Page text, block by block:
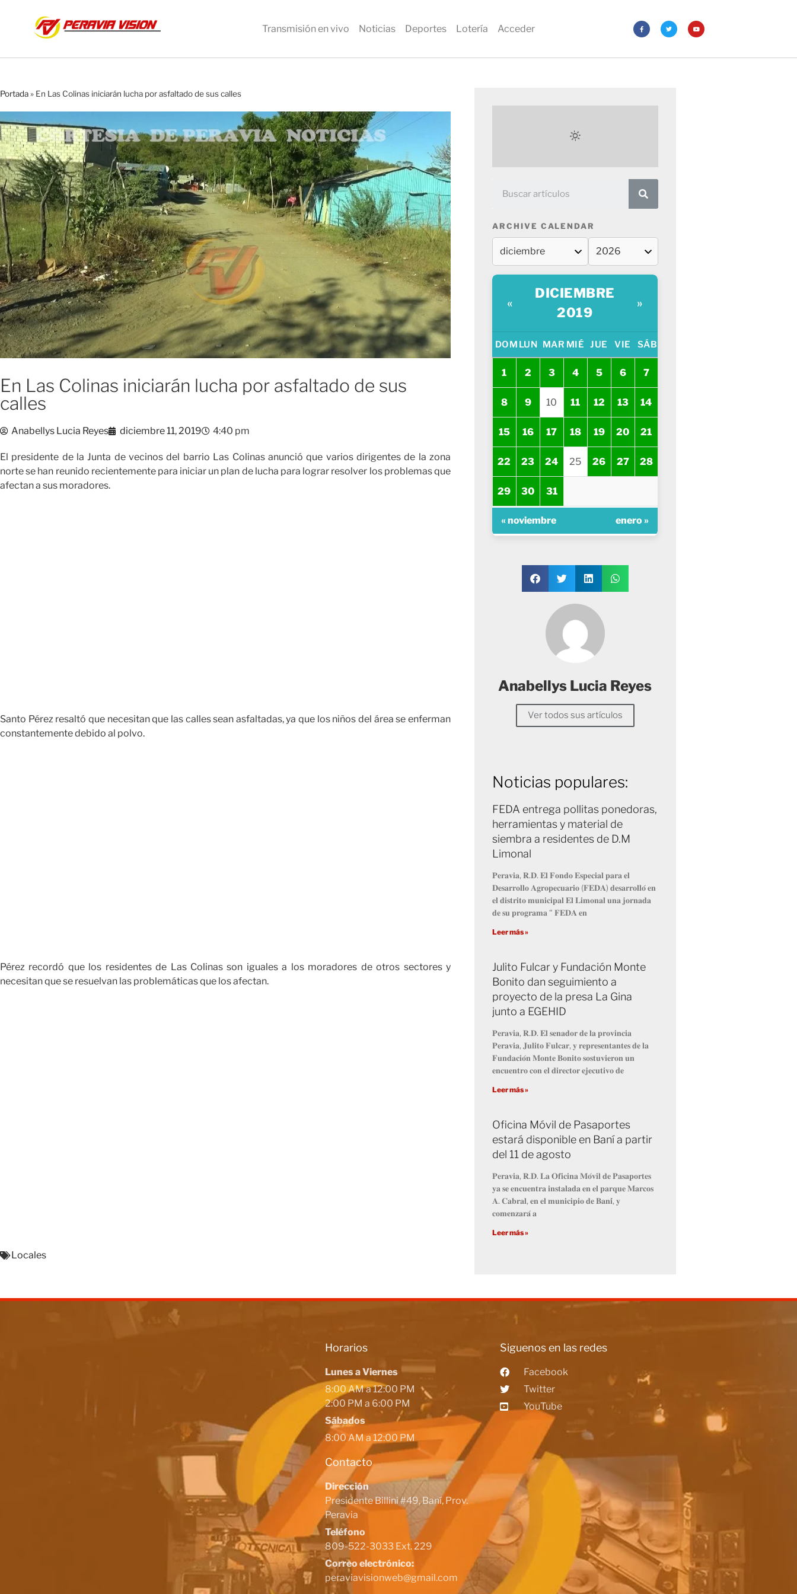
Transmisión en vivo Noticias Deportes Lotería Acceder
Portada» En Las Colinas iniciarán lucha por asfaltado de sus calles
En Las Colinas iniciarán lucha por asfaltado de sus
calles
Anabellys Lucia Reyes diciembre 11, 2019 4:40 pm
El presidente de la Junta de vecinos del barrio Las Colinas anunció que varios dirigentes de la zona
norte se han reunido recientemente para iniciar un plan de lucha para lograr resolver los problemas que
afectan a sus moradores.
Santo Pérez resaltó que necesitan que las calles sean asfaltadas, ya que los niños del área se enferman
constantemente debido al polvo.
Pérez recordó que los residentes de Las Colinas son iguales a los moradores de otros sectores y
necesitan que se resuelvan las problemáticas que los afectan.
Locales
ARCHIVE CALENDAR
«
DICIEMBRE
2019
»
DOM LUN MAR MIÉ JUE VIE SÁB
1 2 3 4 5 6 7
8 9 10 11 12 13 14
15 16 17 18 19 20 21
22 23 24 25 26 27 28
29 30 31
« noviembre enero »
Anabellys Lucia Reyes
Ver todos sus artículos
Noticias populares:
FEDA entrega pollitas ponedoras,
herramientas y material de
siembra a residentes de D.M
Limonal
𝐏𝐞𝐫𝐚𝐯𝐢𝐚, 𝐑.𝐃. 𝐄𝐥 𝐅𝐨𝐧𝐝𝐨 𝐄𝐬𝐩𝐞𝐜𝐢𝐚𝐥 𝐩𝐚𝐫𝐚 𝐞𝐥
𝐃𝐞𝐬𝐚𝐫𝐫𝐨𝐥𝐥𝐨 𝐀𝐠𝐫𝐨𝐩𝐞𝐜𝐮𝐚𝐫𝐢𝐨 (𝐅𝐄𝐃𝐀) 𝐝𝐞𝐬𝐚𝐫𝐫𝐨𝐥𝐥𝐨́ 𝐞𝐧
𝐞𝐥 𝐝𝐢𝐬𝐭𝐫𝐢𝐭𝐨 𝐦𝐮𝐧𝐢𝐜𝐢𝐩𝐚𝐥 𝐄𝐥 𝐋𝐢𝐦𝐨𝐧𝐚𝐥 𝐮𝐧𝐚 𝐣𝐨𝐫𝐧𝐚𝐝𝐚
𝐝𝐞 𝐬𝐮 𝐩𝐫𝐨𝐠𝐫𝐚𝐦𝐚 “ 𝐅𝐄𝐃𝐀 𝐞𝐧
Leer más »
Julito Fulcar y Fundación Monte
Bonito dan seguimiento a
proyecto de la presa La Gina
junto a EGEHID
𝐏𝐞𝐫𝐚𝐯𝐢𝐚, 𝐑.𝐃. 𝐄𝐥 𝐬𝐞𝐧𝐚𝐝𝐨𝐫 𝐝𝐞 𝐥𝐚 𝐩𝐫𝐨𝐯𝐢𝐧𝐜𝐢𝐚
𝐏𝐞𝐫𝐚𝐯𝐢𝐚, 𝐉𝐮𝐥𝐢𝐭𝐨 𝐅𝐮𝐥𝐜𝐚𝐫, 𝐲 𝐫𝐞𝐩𝐫𝐞𝐬𝐞𝐧𝐭𝐚𝐧𝐭𝐞𝐬 𝐝𝐞 𝐥𝐚
𝐅𝐮𝐧𝐝𝐚𝐜𝐢𝐨́𝐧 𝐌𝐨𝐧𝐭𝐞 𝐁𝐨𝐧𝐢𝐭𝐨 𝐬𝐨𝐬𝐭𝐮𝐯𝐢𝐞𝐫𝐨𝐧 𝐮𝐧
𝐞𝐧𝐜𝐮𝐞𝐧𝐭𝐫𝐨 𝐜𝐨𝐧 𝐞𝐥 𝐝𝐢𝐫𝐞𝐜𝐭𝐨𝐫 𝐞𝐣𝐞𝐜𝐮𝐭𝐢𝐯𝐨 𝐝𝐞
Leer más »
Oficina Móvil de Pasaportes
estará disponible en Baní a partir
del 11 de agosto
𝐏𝐞𝐫𝐚𝐯𝐢𝐚, 𝐑.𝐃. 𝐋𝐚 𝐎𝐟𝐢𝐜𝐢𝐧𝐚 𝐌𝐨́𝐯𝐢𝐥 𝐝𝐞 𝐏𝐚𝐬𝐚𝐩𝐨𝐫𝐭𝐞𝐬
𝐲𝐚 𝐬𝐞 𝐞𝐧𝐜𝐮𝐞𝐧𝐭𝐫𝐚 𝐢𝐧𝐬𝐭𝐚𝐥𝐚𝐝𝐚 𝐞𝐧 𝐞𝐥 𝐩𝐚𝐫𝐪𝐮𝐞 𝐌𝐚𝐫𝐜𝐨𝐬
𝐀. 𝐂𝐚𝐛𝐫𝐚𝐥, 𝐞𝐧 𝐞𝐥 𝐦𝐮𝐧𝐢𝐜𝐢𝐩𝐢𝐨 𝐝𝐞 𝐁𝐚𝐧𝐢́, 𝐲
𝐜𝐨𝐦𝐞𝐧𝐳𝐚𝐫𝐚́ 𝐚
Leer más »
Horarios
Lunes a Viernes
8:00 AM a 12:00 PM
2:00 PM a 6:00 PM
Sábados
8:00 AM a 12:00 PM
Contacto
Dirección
Presidente Billini #49, Baní, Prov.
Peravia
Teléfono
809-522-3033 Ext. 229
Correo electrónico:
peraviavisionweb@gmail.com
Siguenos en las redes
Facebook
Twitter
YouTube